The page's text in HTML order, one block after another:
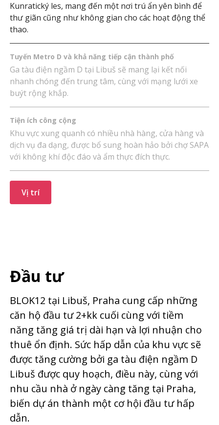
Kunratický les, mang đến một nơi trú ẩn yên bình để
thư giãn cũng như không gian cho các hoạt động thể
thao.
Tuyến Metro D và khả năng tiếp cận thành phố
Ga tàu điện ngầm D tại Libuš sẽ mang lại kết nối
nhanh chóng đến trung tâm, cùng với mạng lưới xe
buýt rộng khắp.
Tiện ích công cộng
Khu vực xung quanh có nhiều nhà hàng, cửa hàng và
dịch vụ đa dạng, được bổ sung hoàn hảo bởi chợ SAPA
với không khí độc đáo và ẩm thực đích thực.
Vị trí
Đầu tư
BLOK12 tại Libuš, Praha cung cấp những
căn hộ đầu tư 2+kk cuối cùng với tiềm
năng tăng giá trị dài hạn và lợi nhuận cho
thuê ổn định. Sức hấp dẫn của khu vực sẽ
được tăng cường bởi ga tàu điện ngầm D
Libuš được quy hoạch, điều này, cùng với
nhu cầu nhà ở ngày càng tăng tại Praha,
biến dự án thành một cơ hội đầu tư hấp
dẫn.